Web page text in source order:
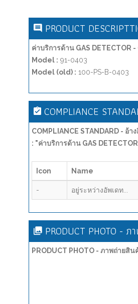
PRODUCT
ค่าบริการด้าน GAS DETECTOR
Model : 91-0403
Model (old) : 100-PS-B-0403
COMPLIANCE
COMPLIANCE STANDARD - อ้
: "ค่าบริการด้าน GAS
Icon Name
- อยู่ระหว่างอัพเดท...
PRODUCT PHOTO -
PRODUCT PHOTO - ภาพถ่ายสิ